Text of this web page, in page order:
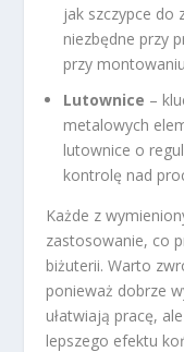
jak szczypce do
niezbędne przy
przy
Lutownice –
metalowych
lutownice o
kontrolę nad
Każde z
zastosowanie, co
biżuterii. Warto
ponieważ dobrze
ułatwiają pracę,
lepszego efektu